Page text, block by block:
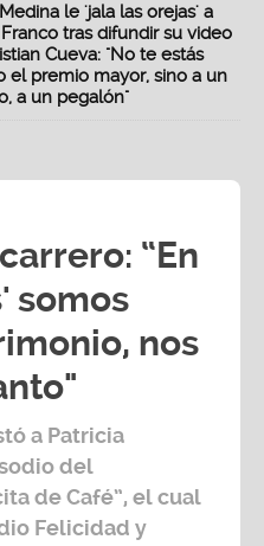
le 'jala las orejas' a
tras difundir su video
Cueva: "No te estás
el premio mayor, sino a un
a un pegalón"
“En
somos
nos
a Patricia
del
de Café”, el cual
Felicidad y